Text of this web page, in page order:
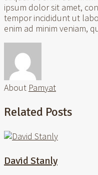
ipsum dolor sit amet,
tempor incididunt ut
enim ad minim veniam,
About Pamyat
Related Posts
David Stanly